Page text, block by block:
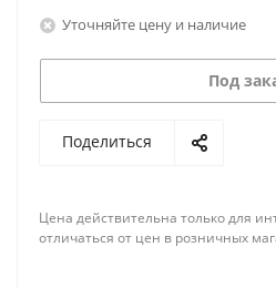
Уточняйте цену и наличие
Под
Поделиться
Цена действительна только для
отличаться от цен в розничных